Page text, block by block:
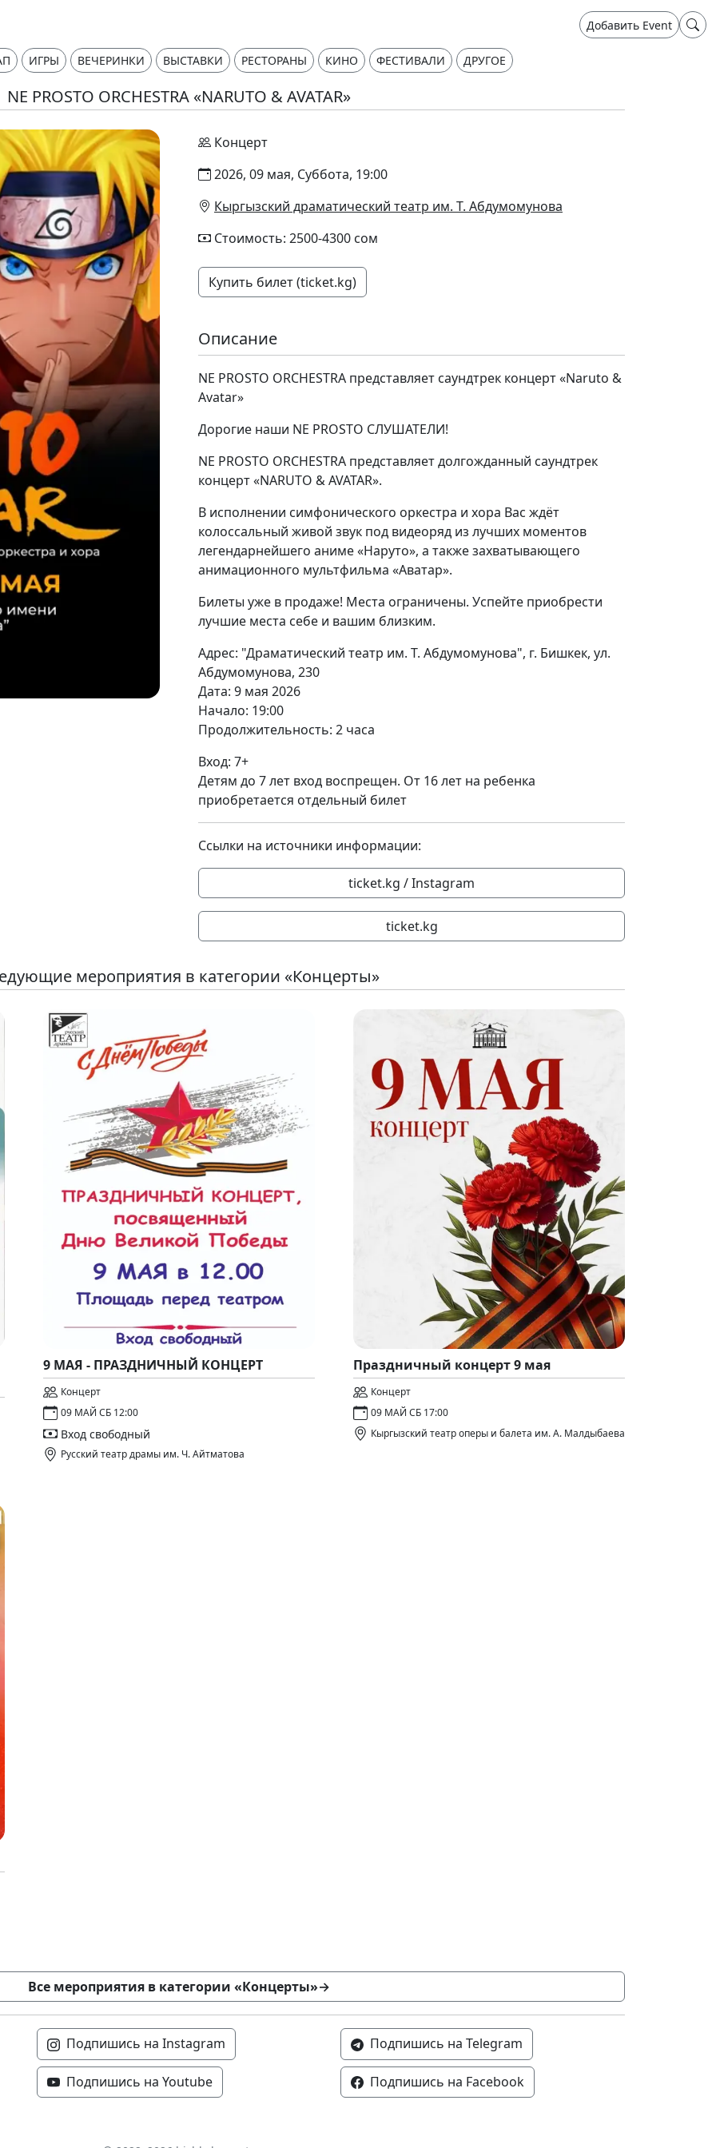
Добавить Event
ИГРЫ ВЕЧЕРИНКИ ВЫСТАВКИ РЕСТОРАНЫ КИНО ФЕСТИВАЛИ ДРУГОЕ
NE PROSTO ORCHESTRA «NARUTO & AVATAR»
Концерт
2026, 09 мая, Суббота, 19:00
Кыргызский драматический театр им. Т. Абдумомунова
Стоимость: 2500-4300 сом
Купить билет (ticket.kg)
Описание
NE PROSTO ORCHESTRA представляет саундтрек концерт «Naruto &
Avatar»
Дорогие наши NE PROSTO СЛУШАТЕЛИ!
NE PROSTO ORCHESTRA представляет долгожданный саундтрек
концерт «NARUTO & AVATAR».
В исполнении симфонического оркестра и хора Вас ждёт
колоссальный живой звук под видеоряд из лучших моментов
легендарнейшего аниме «Наруто», а также захватывающего
анимационного мультфильма «Аватар».
Билеты уже в продаже! Места ограничены. Успейте приобрести
лучшие места себе и вашим близким.
Адрес: "Драматический театр им. Т. Абдумомунова", г. Бишкек, ул.
Абдумомунова, 230
Дата: 9 мая 2026
Начало: 19:00
Продолжительность: 2 часа
Вход: 7+
Детям до 7 лет вход воспрещен. От 16 лет на ребенка
приобретается отдельный билет
Ссылки на источники информации:
ticket.kg / Instagram
ticket.kg
мероприятия в категории «Концерты»
9 МАЯ - ПРАЗДНИЧНЫЙ КОНЦЕРТ
Концерт
09 МАЙ СБ 12:00
Вход свободный
Русский театр драмы им. Ч. Айтматова
Праздничный концерт 9 мая
Концерт
09 МАЙ СБ 17:00
Кыргызский театр оперы и балета им. А. Малдыбаева
Все мероприятия в категории «Концерты»→
Подпишись на Instagram Подпишись на Telegram
Подпишись на Youtube Подпишись на Facebook